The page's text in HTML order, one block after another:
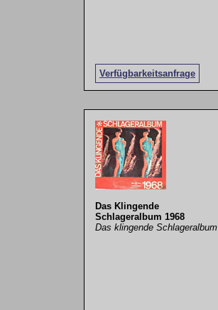
Verfügbarkeitsanfrage
Das Klingende
Schlageralbum 1968
Das klingende Schlageralbum